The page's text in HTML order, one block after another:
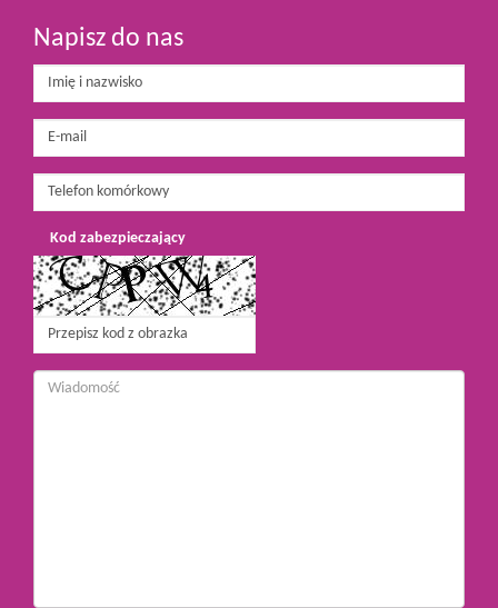
Napisz do nas
Kod zabezpieczający